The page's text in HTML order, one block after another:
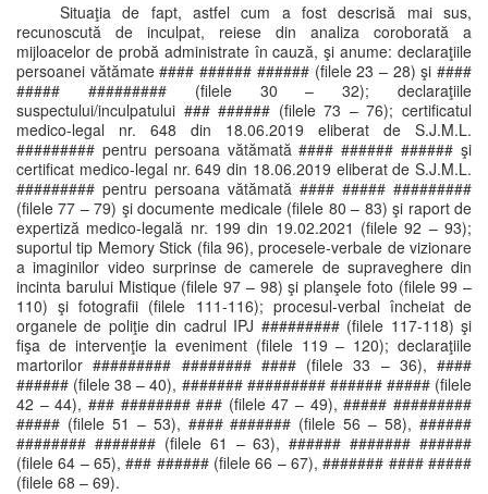
Situaţia de fapt, astfel cum a fost descrisă mai sus,
recunoscută de inculpat, reiese din analiza coroborată a
mijloacelor de probă administrate în cauză, şi anume: declaraţiile
persoanei vătămate #### ###### ###### (filele 23 – 28) şi ####
##### ######### (filele 30 – 32); declaraţiile
suspectului/inculpatului ### ###### (filele 73 – 76); certificatul
medico-legal nr. 648 din 18.06.2019 eliberat de S.J.M.L.
######### pentru persoana vătămată #### ###### ###### şi
certificat medico-legal nr. 649 din 18.06.2019 eliberat de S.J.M.L.
######### pentru persoana vătămată #### ##### #########
(filele 77 – 79) şi documente medicale (filele 80 – 83) şi raport de
expertiză medico-legală nr. 199 din 19.02.2021 (filele 92 – 93);
suportul tip Memory Stick (fila 96), procesele-verbale de vizionare
a imaginilor video surprinse de camerele de supraveghere din
incinta barului Mistique (filele 97 – 98) şi planşele foto (filele 99 –
110) şi fotografii (filele 111-116); procesul-verbal încheiat de
organele de poliţie din cadrul IPJ ######### (filele 117-118) şi
fişa de intervenţie la eveniment (filele 119 – 120); declaraţiile
martorilor ######### ######## #### (filele 33 – 36), ####
###### (filele 38 – 40), ####### ######### ###### ##### (filele
42 – 44), ### ######## ### (filele 47 – 49), ##### #########
##### (filele 51 – 53), #### ####### (filele 56 – 58), ######
######## ####### (filele 61 – 63), ###### ####### ######
(filele 64 – 65), ### ###### (filele 66 – 67), ####### #### #####
(filele 68 – 69).